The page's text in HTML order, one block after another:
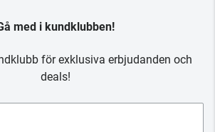
med i kundklubben!
för exklusiva erbjudanden och
deals!